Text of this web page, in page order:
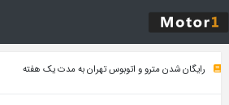
رایگان شدن مترو و اتوبوس تهران به مدت یک هفته